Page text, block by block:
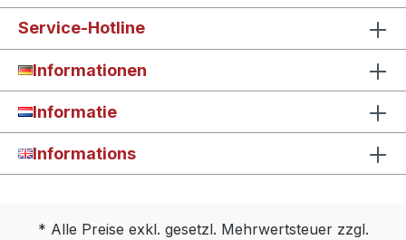
Service-Hotline
Informationen
Informatie
Informations
* Alle Preise exkl. gesetzl. Mehrwertsteuer zzgl.